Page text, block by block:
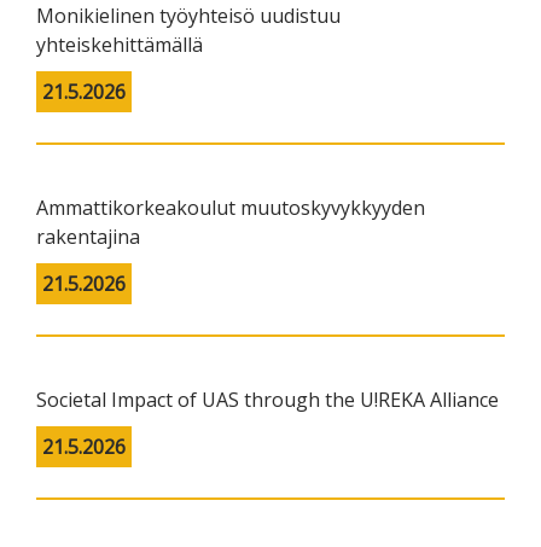
Monikielinen työyhteisö uudistuu
yhteiskehittämällä
21.5.2026
Ammattikorkeakoulut muutoskyvykkyyden
rakentajina
21.5.2026
Societal Impact of UAS through the U!REKA Alliance
21.5.2026